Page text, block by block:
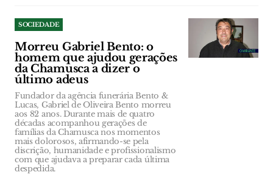
SOCIEDADE
Morreu Gabriel Bento: o
homem que ajudou gerações
da Chamusca a dizer o
último adeus
Fundador da agência funerária Bento &
Lucas, Gabriel de Oliveira Bento morreu
aos 82 anos. Durante mais de quatro
décadas acompanhou gerações de
famílias da Chamusca nos momentos
mais dolorosos, afirmando-se pela
discrição, humanidade e profissionalismo
com que ajudava a preparar cada última
despedida.